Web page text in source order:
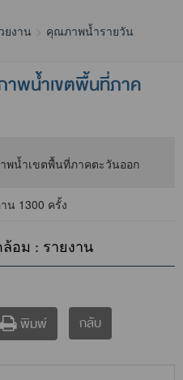
ยงาน คุณภาพน้ำรายวัน
พน้ำเขตพื้นที่ภาค
น 1300 ครั้ง
อม : รายงาน
พิมพ์ กลับ